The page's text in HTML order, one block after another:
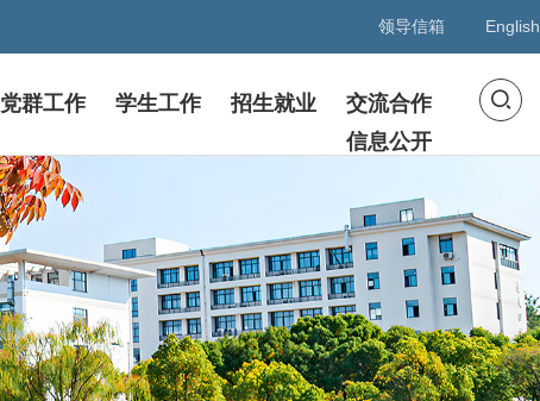
领导信箱 English
党群工作 学生工作 招生就业
交流合作
信息公开